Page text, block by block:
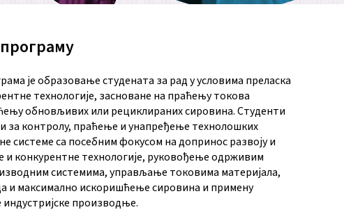
је образовање студената за рад у условима преласка
технологије, засноване на праћењу токова
обновљивих или рециклираних сировина. Студенти
за контролу, праћење и унапређење технолошких
системе са посебним фокусом на допринос развоју и
и конкурентне технологије, руковођење одрживим
системима, управљање токовима материјала,
и максимално искоришћење сировина и примену
производње.